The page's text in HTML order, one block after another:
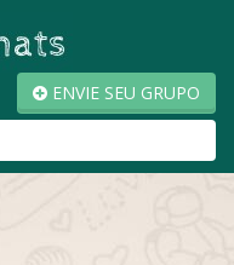
ENVIE SEU GRUPO